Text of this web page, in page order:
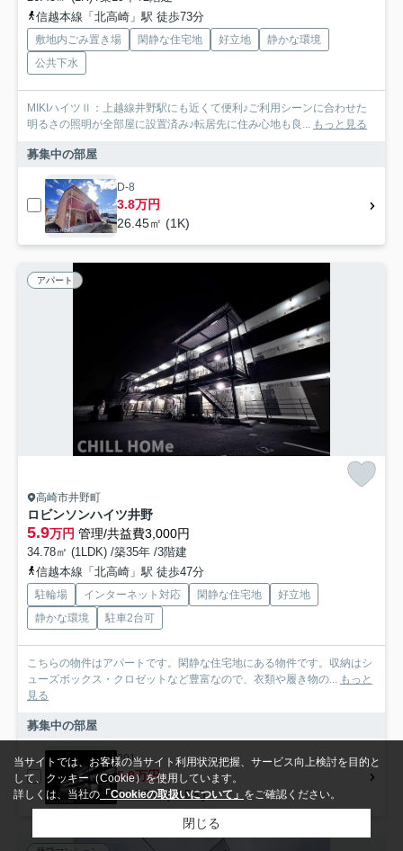
信越本線「北高崎」駅 徒歩73分
敷地内ごみ置き場 閑静な住宅地 好立地
静かな環境
公共下水
MIKIハイツⅡ：上越線井野駅にも近くて便利♪ご利用シーンに合わせた
明るさの照明が全部屋に設置済み♪転居先に住み心地も良...
もっと見る
募集中の部屋
D-8
3.8万円
26.45㎡ (1K)
アパート
高崎市井野町
ロビンソンハイツ井野
5.9万円 管理/共益費3,000円
34.78㎡ (1LDK) /築35年 /3階建
信越本線「北高崎」駅 徒歩47分
駐輪場 インターネット対応 閑静な住宅地
好立地
静かな環境
駐車2台可
こちらの物件はアパートです。閑静な住宅地にある物件です。収納はシ
ューズボックス・クロゼットなど豊富なので、衣類や履き物の...
もっと
見る
募集中の部屋
201
5.9万円
34.78㎡ (1LDK)
当サイトでは、お客様の当サイト利用状況把握、サービス向上検討を目的と
して、クッキー（Cookie）を使用しています。
詳しくは、当社の 「Cookieの取扱いについて」 をご確認ください。
閉じる